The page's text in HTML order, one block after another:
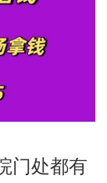
门处都有